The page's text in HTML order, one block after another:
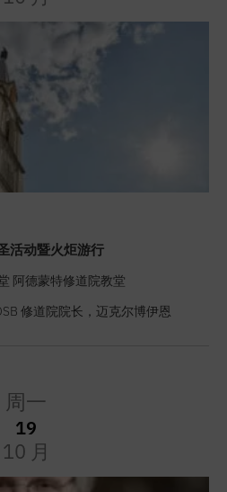
活动暨火炬游行
阿德蒙特修道院教堂
修道院院长，迈克尔博伊恩
周一
19
10 月